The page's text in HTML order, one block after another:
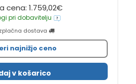
cena: 1.759,02€
pri dobavitelju
dostava
najnižjo ceno
v košarico